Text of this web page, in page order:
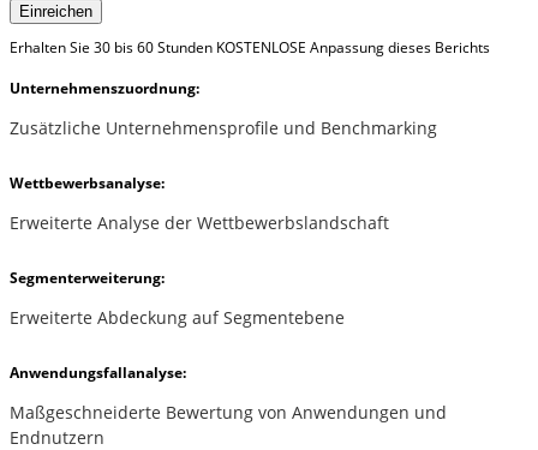
Einreichen
Erhalten Sie 30 bis 60 Stunden KOSTENLOSE Anpassung dieses Berichts
Unternehmenszuordnung:
Zusätzliche Unternehmensprofile und Benchmarking
Wettbewerbsanalyse:
Erweiterte Analyse der Wettbewerbslandschaft
Segmenterweiterung:
Erweiterte Abdeckung auf Segmentebene
Anwendungsfallanalyse:
Maßgeschneiderte Bewertung von Anwendungen und
Endnutzern